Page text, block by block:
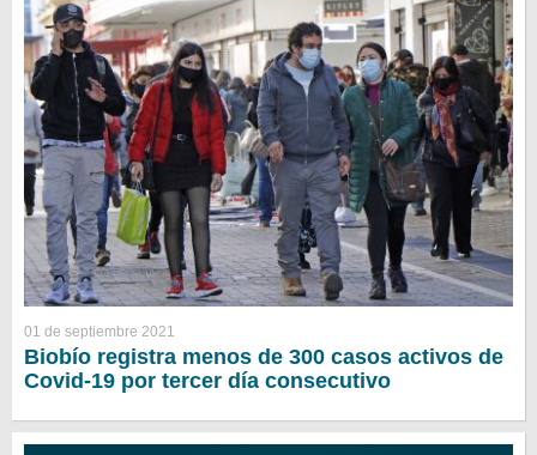
01 de septiembre 2021
Biobío registra menos de 300 casos activos de
Covid-19 por tercer día consecutivo